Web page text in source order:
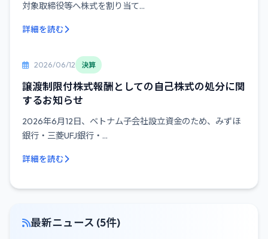
対象取締役等へ株式を割り当て...
詳細を読む
2026/06/12 決算
譲渡制限付株式報酬としての自己株式の処分に関
するお知らせ
2026年6月12日、ベトナム子会社設立資金のため、みずほ
銀行・三菱UFJ銀行・...
詳細を読む
最新ニュース (5件)